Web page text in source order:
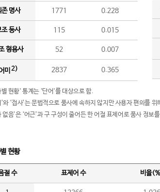
존 명사 1771 0.228
조 동사 115 0.015
형용사 52 0.007
미 2) 2837 0.365
현황' 통계는 '단어'를 대상으로 함.
와 ‘접사’는 문법적으로 품사에 속하지 않지만 사용자 편의를
없음’은 ‘어근’과 구 구성이 줄어든 한 어절 표제어로 품사 정보
현황
절 수 표제어 수 비율